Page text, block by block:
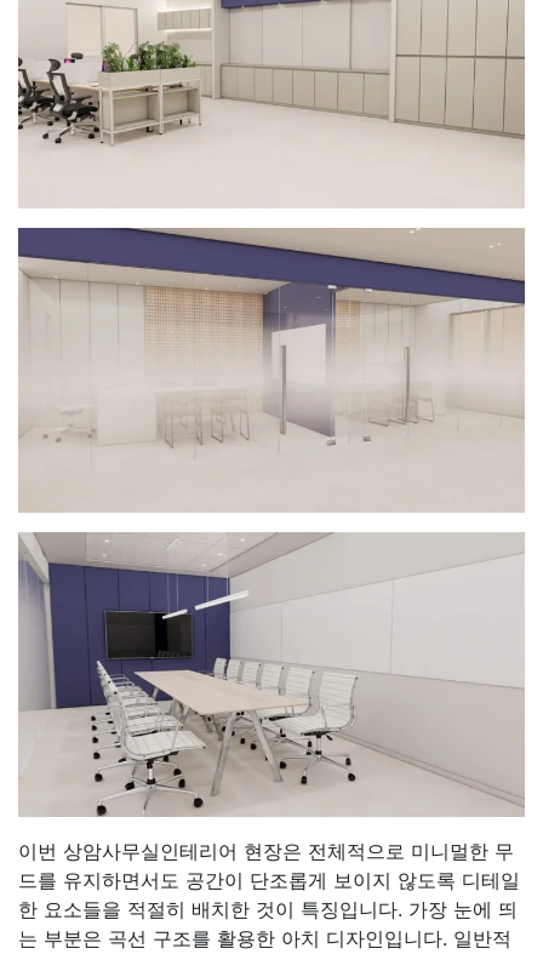
이번 상암사무실인테리어 현장은 전체적으로 미니멀한 무
드를 유지하면서도 공간이 단조롭게 보이지 않도록 디테일
한 요소들을 적절히 배치한 것이 특징입니다. 가장 눈에 띄
는 부분은 곡선 구조를 활용한 아치 디자인입니다. 일반적